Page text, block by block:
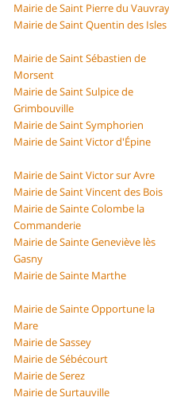
Mairie de Saint Pierre du Vauvray
Mairie de Saint Quentin des Isles
Mairie de Saint Sébastien de
Morsent
Mairie de Saint Sulpice de
Grimbouville
Mairie de Saint Symphorien
Mairie de Saint Victor d'Épine
Mairie de Saint Victor sur Avre
Mairie de Saint Vincent des Bois
Mairie de Sainte Colombe la
Commanderie
Mairie de Sainte Geneviève lès
Gasny
Mairie de Sainte Marthe
Mairie de Sainte Opportune la
Mare
Mairie de Sassey
Mairie de Sébécourt
Mairie de Serez
Mairie de Surtauville